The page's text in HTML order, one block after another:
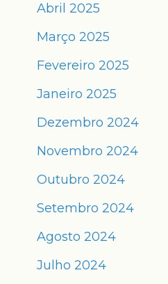
Abril 2025
Março 2025
Fevereiro 2025
Janeiro 2025
Dezembro 2024
Novembro 2024
Outubro 2024
Setembro 2024
Agosto 2024
Julho 2024